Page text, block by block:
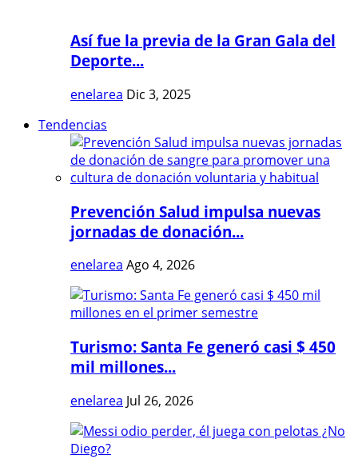
Así fue la previa de la Gran Gala del
Deporte...
enelarea Dic 3, 2025
Tendencias
Prevención Salud impulsa nuevas
jornadas de donación...
enelarea Ago 4, 2026
Turismo: Santa Fe generó casi $ 450
mil millones...
enelarea Jul 26, 2026